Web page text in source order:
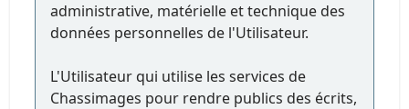
administrative, matérielle et technique des
données personnelles de l'Utilisateur.
L'Utilisateur qui utilise les services de
Chassimages pour rendre publics des écrits,